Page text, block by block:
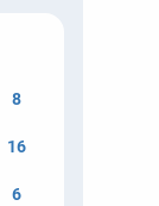
8
16
6